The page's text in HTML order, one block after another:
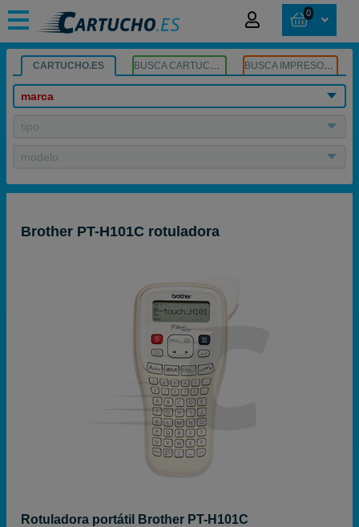
0
CARTUCHO.ES BUSCA CARTUCHOS BUSCA IMPRESORA
marca
tipo
modelo
Brother PT-H101C rotuladora
Rotuladora portátil Brother PT-H101C